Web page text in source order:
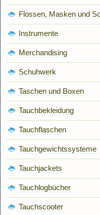
Flossen, Masken und
Instrumente
Merchandising
Schuhwerk
Taschen und Boxen
Tauchbekleidung
Tauchflaschen
Tauchgewichtssysteme
Tauchjackets
Tauchlogbücher
Tauchscooter